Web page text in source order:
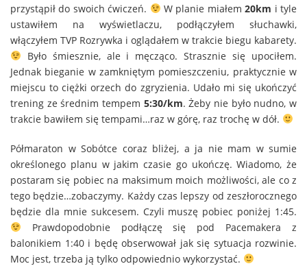
przystąpił do swoich ćwiczeń. W planie miałem20km i tyle
ustawiłem na wyświetlaczu, podłączyłem słuchawki,
włączyłem TVP Rozrywka i oglądałem w trakcie biegu kabarety.
Było śmiesznie, ale i męcząco. Strasznie się upociłem.
Jednak bieganie w zamkniętym pomieszczeniu, praktycznie w
miejscu to ciężki orzech do zgryzienia. Udało mi się ukończyć
trening ze średnim tempem 5:30/km. Żeby nie było nudno, w
trakcie bawiłem się tempami…raz w górę, raz trochę w dół.
Półmaraton w Sobótce coraz bliżej, a ja nie mam w sumie
określonego planu w jakim czasie go ukończę. Wiadomo, że
postaram się pobiec na maksimum moich możliwości, ale co z
tego będzie…zobaczymy. Każdy czas lepszy od zeszłorocznego
będzie dla mnie sukcesem. Czyli muszę pobiec poniżej 1:45.
Prawdopodobnie podłączę się pod Pacemakera z
balonikiem 1:40 i będę obserwował jak się sytuacja rozwinie.
Moc jest, trzeba ją tylko odpowiednio wykorzystać.